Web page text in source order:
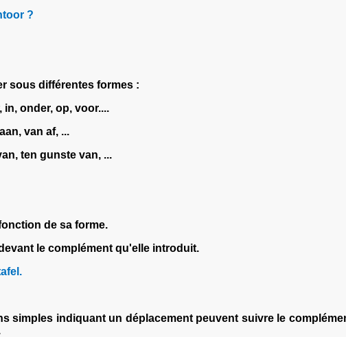
?
sous différentes formes :
in, onder, op, voor....
van af, ...
ten gunste van, ...
de sa forme.
le complément qu'elle introduit.
simples indiquant un déplacement peuvent suivre le